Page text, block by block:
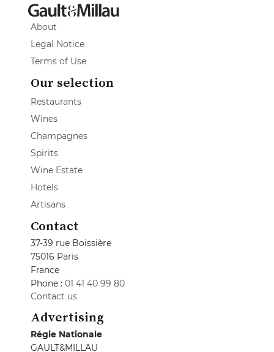
About
Legal Notice
Terms of Use
Our selection
Restaurants
Wines
Champagnes
Spirits
Wine Estate
Hotels
Artisans
Contact
37-39 rue Boissière
75016 Paris
France
Phone : 01 41 40 99 80
Contact us
Advertising
Régie Nationale
GAULT&MILLAU